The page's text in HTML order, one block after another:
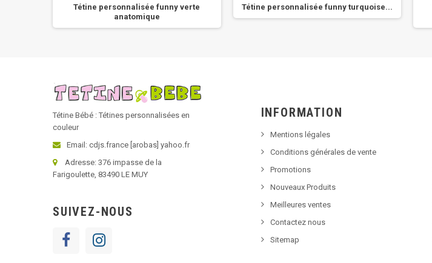
Tétine personnalisée funny verte
anatomique
Tétine personnalisée funny turquoise...
Tétine Bébé : Tétines personnalisées en
couleur
Email: cdjs.france [arobas] yahoo.fr
Adresse: 376 impasse de la
Farigoulette, 83490 LE MUY
SUIVEZ-NOUS
INFORMATION
Mentions légales
Conditions générales de vente
Promotions
Nouveaux Produits
Meilleures ventes
Contactez nous
Sitemap